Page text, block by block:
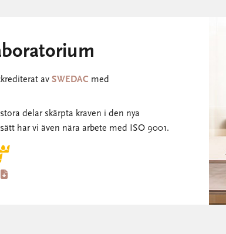
av SWEDAC med
delar skärpta kraven i den nya
har vi även nära arbete med ISO 9001.
